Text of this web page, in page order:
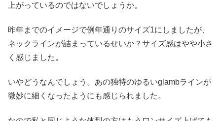
上がっているのではないでしょうか。
昨年までのイメージで例年通りのサイズ1にしましたが、
ネックラインが詰まっているせいか？サイズ感はやや小さ
く感じました。
いやどうなんでしょう。あの独特のゆるいglambラインが
微妙に細くなったようにも感じられました。